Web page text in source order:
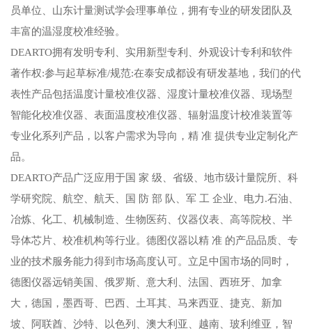
员单位、山东计量测试学会理事单位，拥有专业的研发团队及
丰富的温湿度校准经验。
DEARTO拥有发明专利、实用新型专利、外观设计专利和软件
著作权:参与起草标准/规范:在泰安成都设有研发基地，我们的代
表性产品包括温度计量校准仪器、湿度计量校准仪器、现场型
智能化校准仪器、表面温度校准仪器、辐射温度计校准装置等
专业化系列产品，以客户需求为导向，精 准 提供专业定制化产
品。
DEARTO产品广泛应用于国 家 级、省级、地市级计量院所、科
学研究院、航空、航天、国 防 部 队、军 工 企业、电力.石油、
冶炼、化工、机械制造、生物医药、仪器仪表、高等院校、半
导体芯片、校准机构等行业。德图仪器以精 准 的产品品质、专
业的技术服务能力得到市场高度认可。立足中国市场的同时，
德图仪器远销美国、俄罗斯、意大利、法国、西班牙、加拿
大，德国，墨西哥、巴西、土耳其、马来西亚、捷克、新加
坡、阿联酋、沙特、以色列、澳大利亚、越南、玻利维亚，智